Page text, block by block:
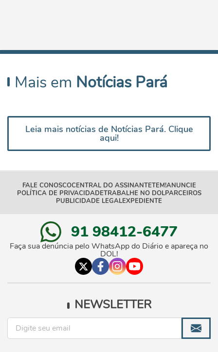
Mais em Notícias Pará
Leia mais notícias de Notícias Pará. Clique
aqui!
FALE CONOSCOCENTRAL DO ASSINANTETEM!ANUNCIE
POLÍTICA DE PRIVACIDADETRABALHE NO DOLPARCEIROS
PUBLICIDADE LEGALEXPEDIENTE
91 98412-6477
Faça sua denúncia pelo WhatsApp do Diário e apareça no
DOL!
NEWSLETTER